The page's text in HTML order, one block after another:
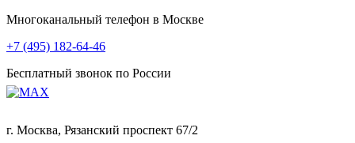
Многоканальный телефон в Москве
+7 (495) 182-64-46
Бесплатный звонок по России
г. Москва, Рязанский проспект 67/2